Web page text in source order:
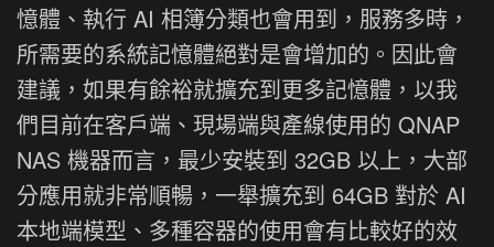
憶體、執行 AI 相簿分類也會用到，服務多時，
所需要的系統記憶體絕對是會增加的。因此會
建議，如果有餘裕就擴充到更多記憶體，以我
們目前在客戶端、現場端與產線使用的 QNAP
NAS 機器而言，最少安裝到 32GB 以上，大部
分應用就非常順暢，一舉擴充到 64GB 對於 AI
本地端模型、多種容器的使用會有比較好的效